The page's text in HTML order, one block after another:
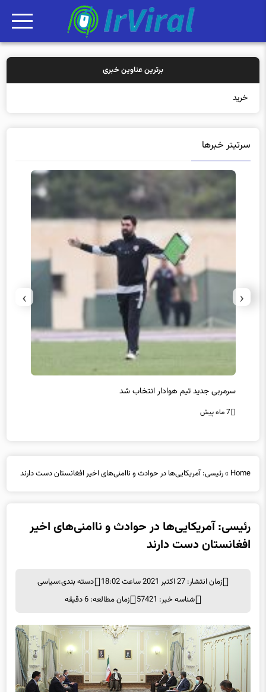
برترین عناوین خبری
خرید بیمه: سنتی
سرتیتر خبرها
سرمربی جدید تیم هوادار انتخاب شد
7 ماه پیش
‹
›
Home
»رئیسی: آمریکایی‌ها در حوادث و ناامنی‌های اخیر افغانستان دست دارند
رئیسی: آمریکایی‌ها در حوادث و ناامنی‌های اخیر
افغانستان دست دارند
زمان انتشار: 27 اکتبر 2021 ساعت 18:02 دسته بندی:سیاسی
شناسه خبر: 57421
زمان مطالعه: 6 دقیقه